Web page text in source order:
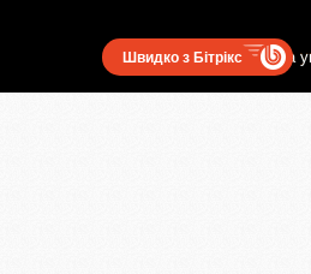
Користувацька
Швидко з Бітрікс